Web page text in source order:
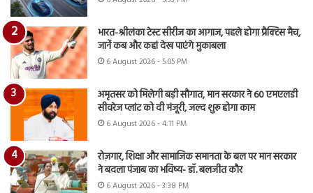
भारत-श्रीलंका टेस्ट सीरीज का आगाज, पहले होगा प्रैक्टिस मैच,
जानें कब और कहां देख पाएंगे मुकाबला
6 August 2026 - 5:05 PM
अमृतसर को मिलेगी बड़ी सौगात, मान सरकार ने 60 एमएलडी
सीवरेज प्लांट को दी मंजूरी, जल्द शुरू होगा काम
6 August 2026 - 4:11 PM
रोज़गार, शिक्षा और सामाजिक समानता के बल पर मान सरकार
ने बदला पंजाब का भविष्य- डॉ. बलजीत कौर
6 August 2026 - 3:38 PM